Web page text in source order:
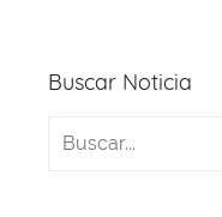
Buscar Noticia